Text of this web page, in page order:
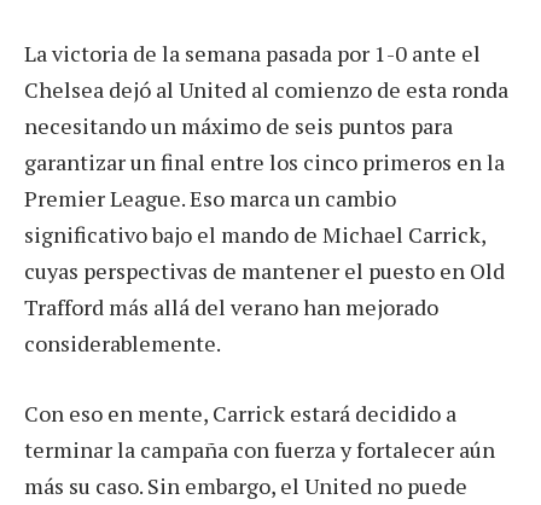
La victoria de la semana pasada por 1-0 ante el
Chelsea dejó al United al comienzo de esta ronda
necesitando un máximo de seis puntos para
garantizar un final entre los cinco primeros en la
Premier League. Eso marca un cambio
significativo bajo el mando de Michael Carrick,
cuyas perspectivas de mantener el puesto en Old
Trafford más allá del verano han mejorado
considerablemente.
Con eso en mente, Carrick estará decidido a
terminar la campaña con fuerza y ​​fortalecer aún
más su caso. Sin embargo, el United no puede